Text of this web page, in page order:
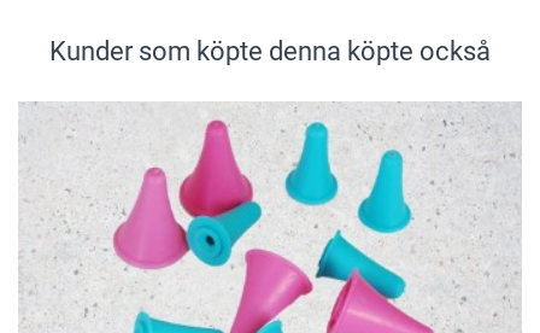
Kunder som köpte denna köpte också